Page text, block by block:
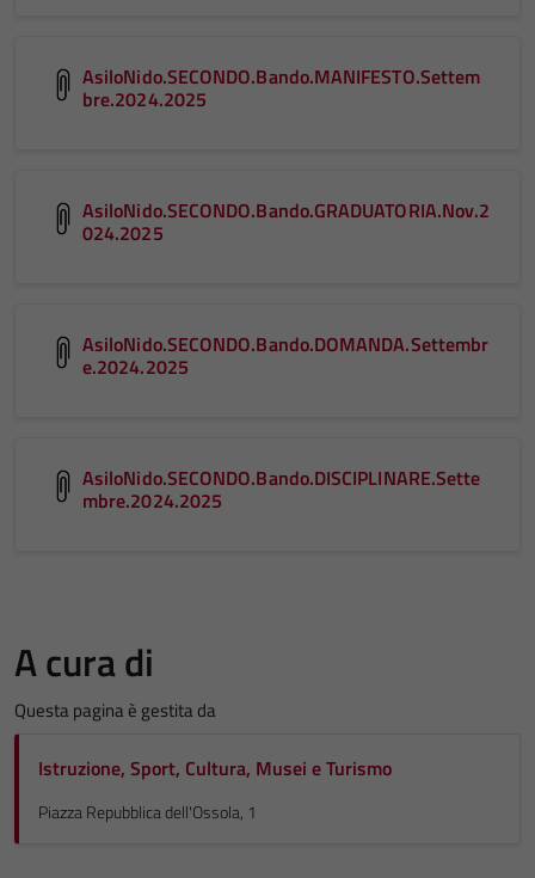
AsiloNido.SECONDO.Bando.MANIFESTO.Settem
bre.2024.2025
AsiloNido.SECONDO.Bando.GRADUATORIA.Nov.2
024.2025
AsiloNido.SECONDO.Bando.DOMANDA.Settembr
e.2024.2025
AsiloNido.SECONDO.Bando.DISCIPLINARE.Sette
mbre.2024.2025
A cura di
Questa pagina è gestita da
Istruzione, Sport, Cultura, Musei e Turismo
Piazza Repubblica dell'Ossola, 1